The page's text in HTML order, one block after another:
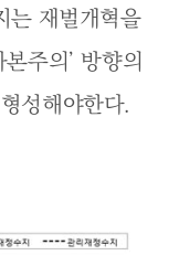
는 재벌개혁을
주의’ 방향의
성해야한다.